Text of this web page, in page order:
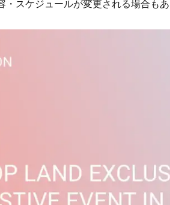
スケジュールが変更される場合もあ